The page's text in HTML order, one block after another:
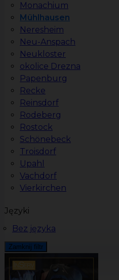
Monachium
Mühlhausen
Neresheim
Neu-Anspach
Neukloster
okolice Drezna
Papenburg
Recke
Reinsdorf
Rodeberg
Rostock
Schönebeck
Troisdorf
Upahl
Vachdorf
Vierkirchen
Języki
Bez języka
Zamknij filtr